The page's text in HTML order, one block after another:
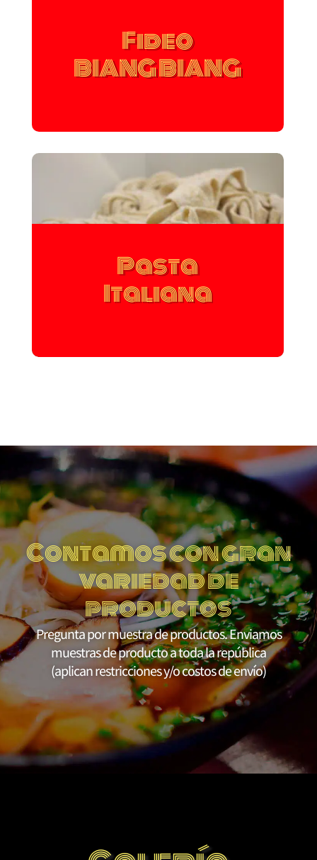
Fideo
BIANG BIANG
Pasta
Italiana
Contamos con gran
variedad de
productos
Pregunta por muestra de productos. Enviamos
muestras de producto a toda la república
(aplican restricciones y/o costos de envío)